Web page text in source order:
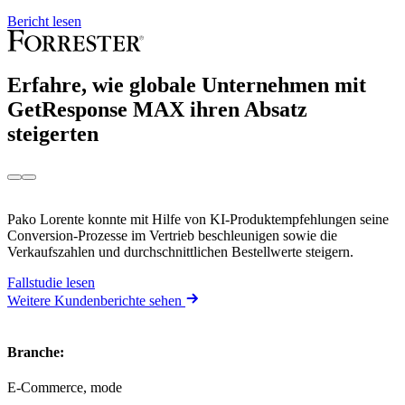
Bericht lesen
Erfahre, wie globale Unternehmen mit
GetResponse MAX ihren Absatz
steigerten
Pako Lorente konnte mit Hilfe von KI-Produktempfehlungen seine
Conversion-Prozesse im Vertrieb beschleunigen sowie die
Verkaufszahlen und durchschnittlichen Bestellwerte steigern.
Fallstudie lesen
Weitere Kundenberichte sehen
Branche:
E-Commerce, mode